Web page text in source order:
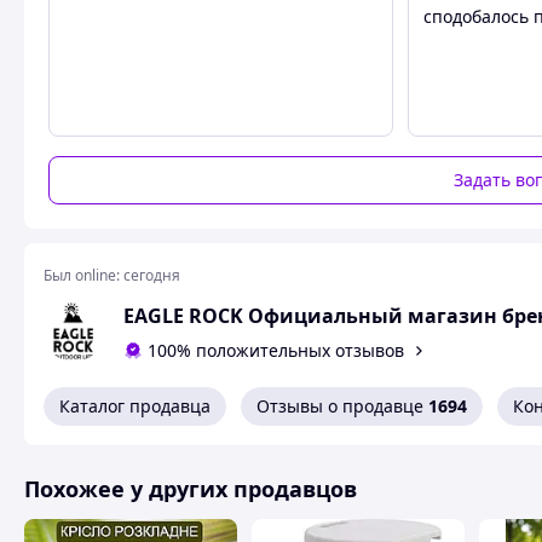
сподобалось
Задать
Был online:сегодня
EAGLE ROCK Официальный магазин
100% положительных отзывов
Каталог продавца Отзывы о продавце 1694
Похожее у других продавцов